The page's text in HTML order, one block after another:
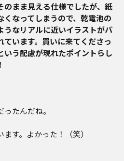
まま見える仕様でしたが、紙
くなってしまうので、乾電池の
うなリアルに近いイラストがパ
ています。買いに来てくださっ
いう配慮が現れたポイントらし
たんだね。
す。よかった！（笑）